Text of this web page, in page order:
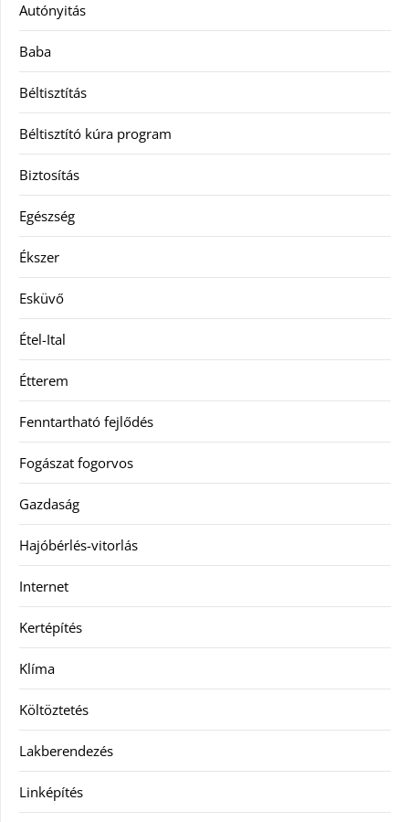
Autónyitás
Baba
Béltisztítás
Béltisztító kúra program
Biztosítás
Egészség
Ékszer
Esküvő
Étel-Ital
Étterem
Fenntartható fejlődés
Fogászat fogorvos
Gazdaság
Hajóbérlés-vitorlás
Internet
Kertépítés
Klíma
Költöztetés
Lakberendezés
Linképítés